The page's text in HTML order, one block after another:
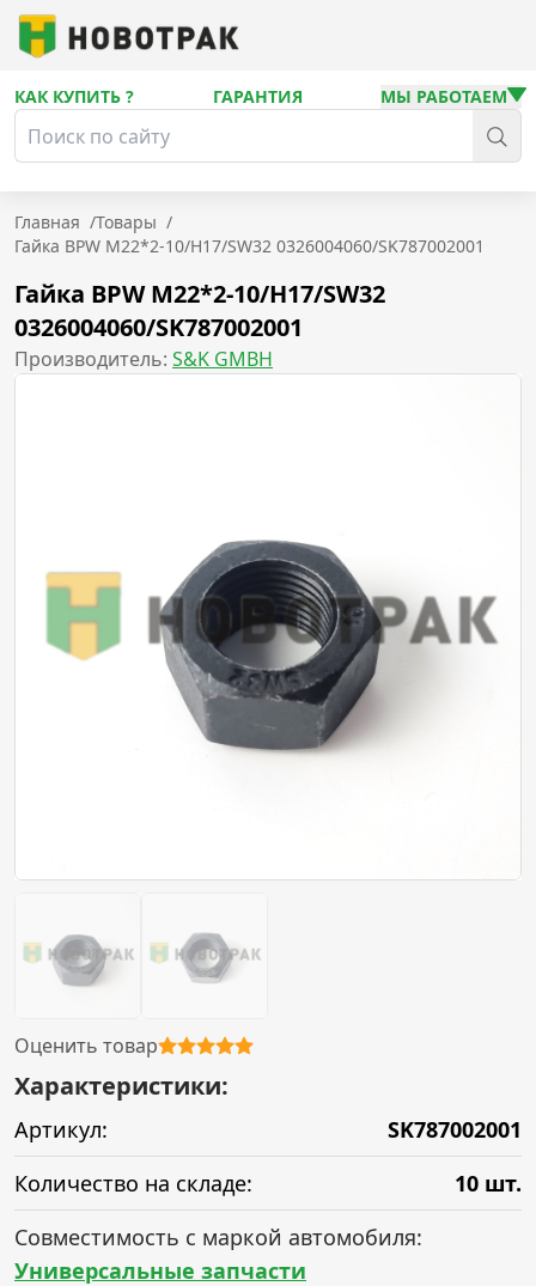
КАК КУПИТЬ ? ГАРАНТИЯ МЫ РАБОТАЕМ
Главная /Товары /
Гайка BPW M22*2-10/H17/SW32 0326004060/SK787002001
Гайка BPW M22*2-10/H17/SW32
0326004060/SK787002001
Производитель: S&K GMBH
Оценить товар
Характеристики:
Артикул:
SK787002001
Количество на складе:
10 шт.
Совместимость с маркой автомобиля:
Универсальные запчасти